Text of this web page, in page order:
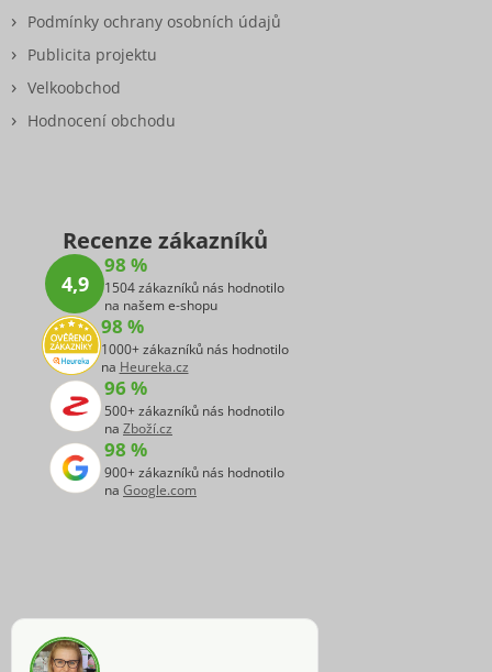
Podmínky ochrany osobních údajů
Publicita projektu
Velkoobchod
Hodnocení obchodu
Recenze zákazníků
4,9
98 %
1504 zákazníků nás hodnotilo
na našem e-shopu
98 %
1000+ zákazníků nás hodnotilo
na Heureka.cz
96 %
500+ zákazníků nás hodnotilo
na Zboží.cz
98 %
900+ zákazníků nás hodnotilo
na Google.com